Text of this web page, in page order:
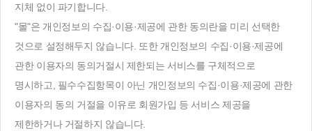
지체 없이 파기합니다.
"몰"은 개인정보의 수집·이용·제공에 관한 동의란을 미리 선택한
것으로 설정해두지 않습니다. 또한 개인정보의 수집·이용·제공에
관한 이용자의 동의거절시 제한되는 서비스를 구체적으로
명시하고, 필수수집항목이 아닌 개인정보의 수집·이용·제공에 관한
이용자의 동의 거절을 이유로 회원가입 등 서비스 제공을
제한하거나 거절하지 않습니다.